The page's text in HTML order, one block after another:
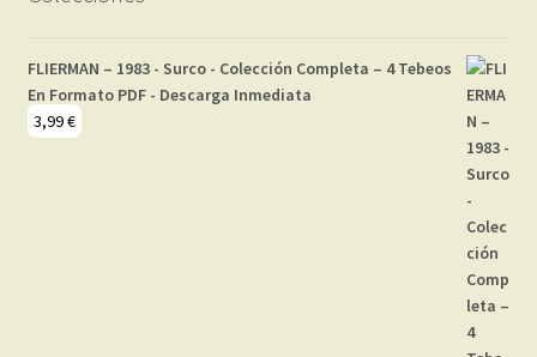
FLIERMAN – 1983 - Surco - Colección Completa – 4 Tebeos
En Formato PDF - Descarga Inmediata
3,99€